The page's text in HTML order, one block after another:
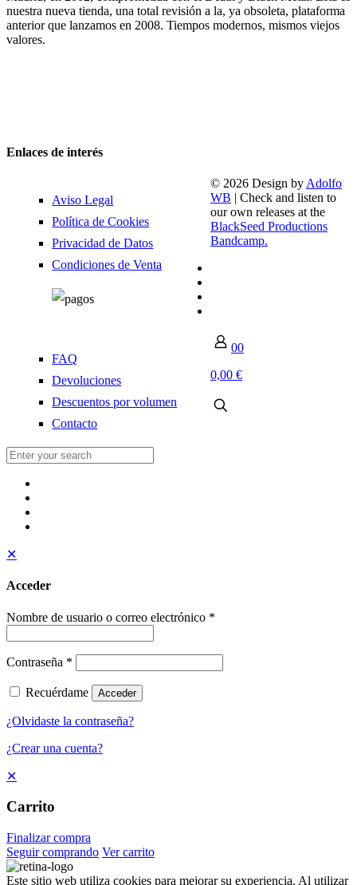
nuestra nueva tienda, una total revisión a la, ya obsoleta, plataforma
anterior que lanzamos en 2008. Tiempos modernos, mismos viejos
valores.
Enlaces de interés
Aviso Legal
Política de Cookies
Privacidad de Datos
Condiciones de Venta
FAQ
Devoluciones
Descuentos por volumen
Contacto
© 2026 Design by Adolfo
WB | Check and listen to
our own releases at the
BlackSeed Productions
Bandcamp.
00
0,00 €
✕
Acceder
Nombre de usuario o correo electrónico *
Contraseña *
Recuérdame Acceder
¿Olvidaste la contraseña?
¿Crear una cuenta?
✕
Carrito
Finalizar compra
Seguir comprando Ver carrito
Este sitio web utiliza cookies para mejorar su experiencia. Al utilizar